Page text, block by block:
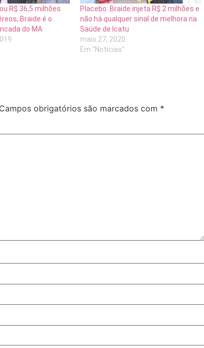
R$ 36,5 milhões
Braide é o
do MA
Placebo: Braide injeta R$ 2 milhões e
não há qualquer sinal de melhora na
Saúde de Icatu
maio 27, 2020
Em "Notícias"
Campos obrigatórios são marcados com *